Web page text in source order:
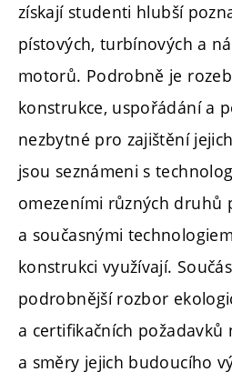
získají studenti hlubší
pístových, turbínových a
motorů. Podrobně je
konstrukce, uspořádání a
nezbytné pro zajištění
jsou seznámeni s
omezeními různých druhů
a současnými
konstrukci využívají.
podrobnější rozbor
a certifikačních požadavků
a směry jejich budoucího